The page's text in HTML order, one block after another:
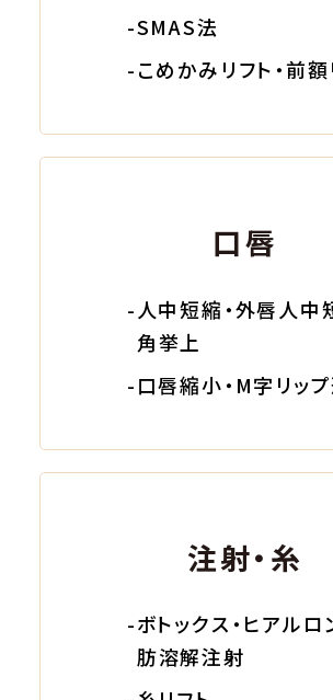
-SMAS法
-こめかみリフト・前額
口唇
-人中短縮・外唇人中
角挙上
-口唇縮小・M字リッ
注射・糸
-ボトックス・ヒアルロ
肪溶解注射